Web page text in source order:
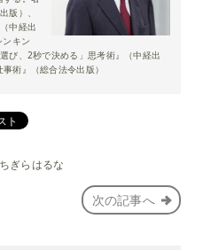
版）、
中経出
キン
び、2秒で決める」思考術』（中経出
術』（総合法令出版）
ぎらはるな
次の記事へ